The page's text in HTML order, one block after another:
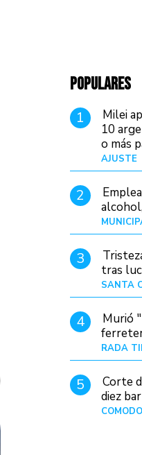
POPULARES
1
Milei
10
o más
AJUSTE
2
3
tras
SANTA
4
Murió
RADA
5
Corte
diez